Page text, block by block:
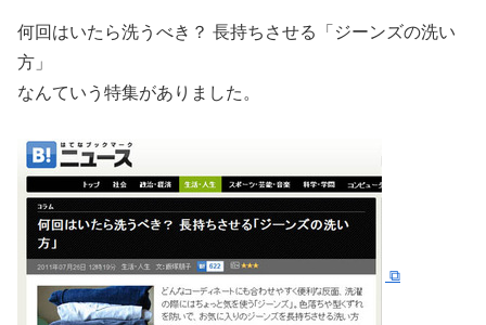
何回はいたら洗うべき？ 長持ちさせる「ジーンズの洗い
方」
なんていう特集がありました。